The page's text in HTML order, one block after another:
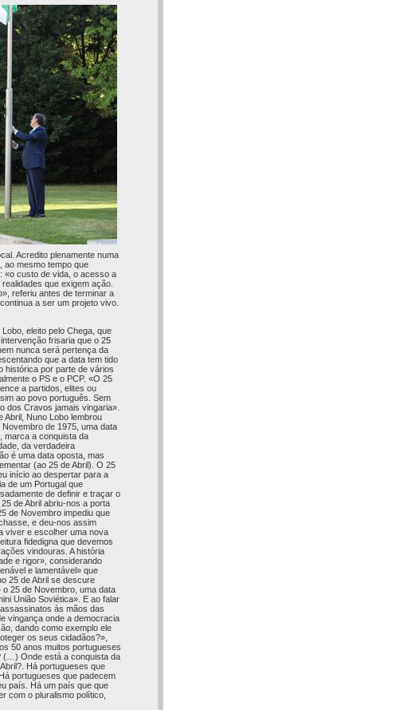
Acredito plenamente numa
ao mesmo tempo que
«o custo de vida, o acesso a
que exigem ação.
referiu antes de terminar a
a ser um projeto vivo.
eleito pelo Chega, que
frisaria que o 25
nunca será pertença da
que a data tem tido
histórica por parte de vários
o PS e o PCP. «O 25
a partidos, elites ou
ao povo português. Sem
dos Cravos jamais vingaria».
Abril, Nuno Lobo lembrou
de 1975, uma data
marca a conquista da
da verdadeira
é uma data oposta, mas
(ao 25 de Abril). O 25
início ao despertar para a
de um Portugal que
de definir e traçar o
de Abril abriu-nos a porta
de Novembro impediu que
e deu-nos assim
viver e escolher uma nova
fidedigna que devemos
vindouras. A história
e rigor», considerando
e lamentável» que
25 de Abril se descure
o 25 de Novembro, uma data
União Soviética». E ao falar
às mãos das
vingança onde a democracia
dando como exemplo ele
os seus cidadãos?»,
50 anos muitos portugueses
(…) Onde está a conquista da
Há portugueses que
portugueses que padecem
país. Há um país que que
com o pluralismo político,